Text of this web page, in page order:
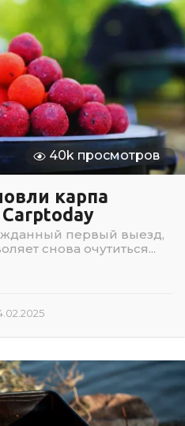
2
0
2
4
40k просмотров
карпа
первый выезд,
снова очутиться...
0
2
.